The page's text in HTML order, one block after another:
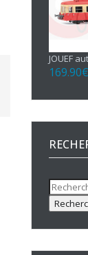
JOUEF
169.90€
pour :